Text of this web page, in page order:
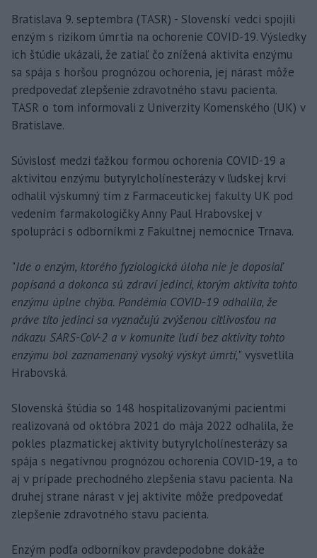
Bratislava 9. septembra (TASR) - Slovenskí vedci spojili
enzým s rizikom úmrtia na ochorenie COVID-19. Výsledky
ich štúdie ukázali, že zatiaľ čo znížená aktivita enzýmu
sa spája s horšou prognózou ochorenia, jej nárast môže
predpovedať zlepšenie zdravotného stavu pacienta.
TASR o tom informovali z Univerzity Komenského (UK) v
Bratislave.
Súvislosť medzi ťažkou formou ochorenia COVID-19 a
aktivitou enzýmu butyrylcholínesterázy v ľudskej krvi
odhalil výskumný tím z Farmaceutickej fakulty UK pod
vedením farmakologičky Anny Paul Hrabovskej v
spolupráci s odborníkmi z Fakultnej nemocnice Trnava.
"Ide o enzým, ktorého fyziologická úloha nie je doposiaľ
popísaná a dokonca sú zdraví jedinci, ktorým aktivita tohto
enzýmu úplne chýba. Pandémia COVID-19 odhalila, že
práve títo jedinci sa vyznačujú zvýšenou citlivosťou na
nákazu SARS-CoV-2 a v komunite ľudí bez aktivity tohto
enzýmu bol zaznamenaný vysoký výskyt úmrtí," vysvetlila
Hrabovská.
Slovenská štúdia so 148 hospitalizovanými pacientmi
realizovaná od októbra 2021 do mája 2022 odhalila, že
pokles plazmatickej aktivity butyrylcholínesterázy sa
spája s negatívnou prognózou ochorenia COVID-19, a to
aj v prípade prechodného zlepšenia stavu pacienta. Na
druhej strane nárast v jej aktivite môže predpovedať
zlepšenie zdravotného stavu pacienta.
Enzým podľa odborníkov pravdepodobne dokáže